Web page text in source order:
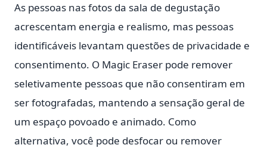
As pessoas nas fotos da sala de degustação
acrescentam energia e realismo, mas pessoas
identificáveis levantam questões de privacidade e
consentimento. O Magic Eraser pode remover
seletivamente pessoas que não consentiram em
ser fotografadas, mantendo a sensação geral de
um espaço povoado e animado. Como
alternativa, você pode desfocar ou remover